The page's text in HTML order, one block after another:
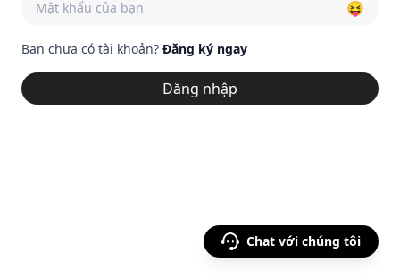
😝
Bạn chưa có tài khoản? Đăng ký ngay
Đăng nhập
Chat với chúng tôi